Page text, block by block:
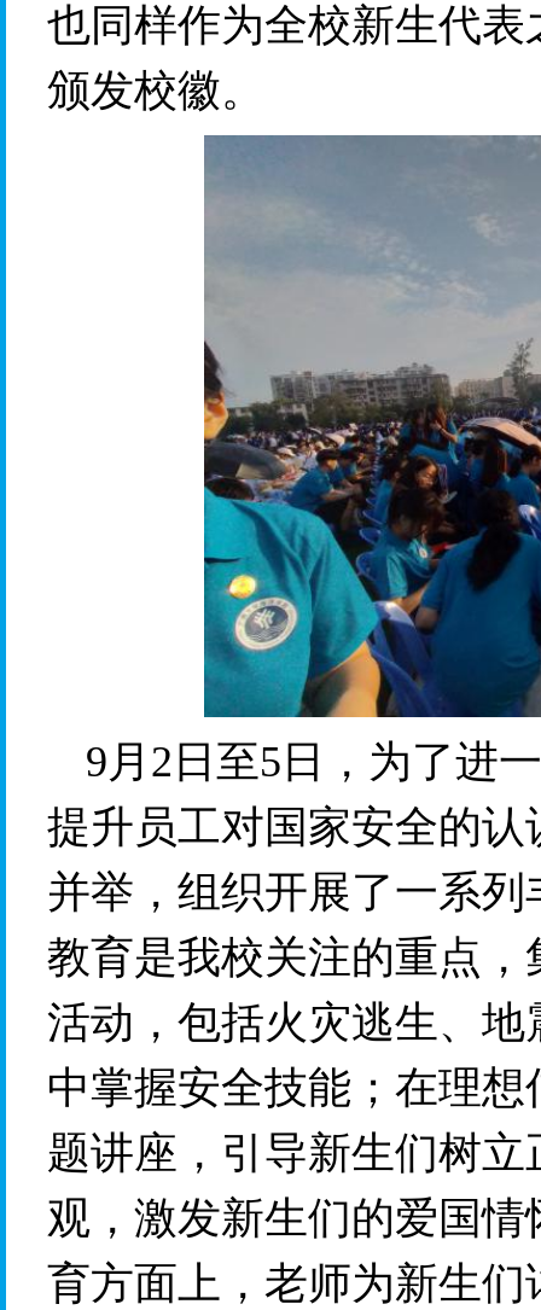
也同样作为全校新生代表
颁发校徽。
9月2日至5日， 为了进
提升员工对国家安全的
并举， 组织开展了一系
教育是我校关注的重点 ，
活动，包括火灾逃生、地
中掌握安全技能 ； 在理想
题讲座，引导新生们树立
观，激发新生们的爱国
育方面上，老师为新生们